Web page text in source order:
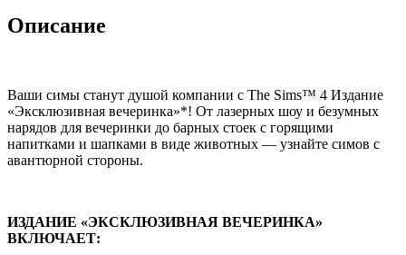
Описание
Ваши симы станут душой компании с The Sims™ 4 Издание
«Эксклюзивная вечеринка»*! От лазерных шоу и безумных
нарядов для вечеринки до барных стоек с горящими
напитками и шапками в виде животных — узнайте симов с
авантюрной стороны.
ИЗДАНИЕ «ЭКСКЛЮЗИВНАЯ ВЕЧЕРИНКА»
ВКЛЮЧАЕТ: